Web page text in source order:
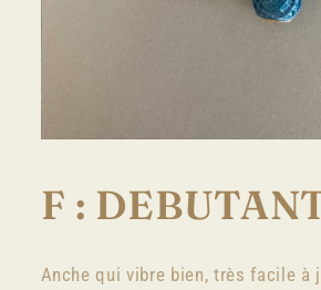
1
dans
modale
F :
Anche qui vibre bien, très facile à